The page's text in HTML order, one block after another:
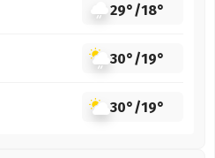
29°/18°
30°/19°
30°/19°